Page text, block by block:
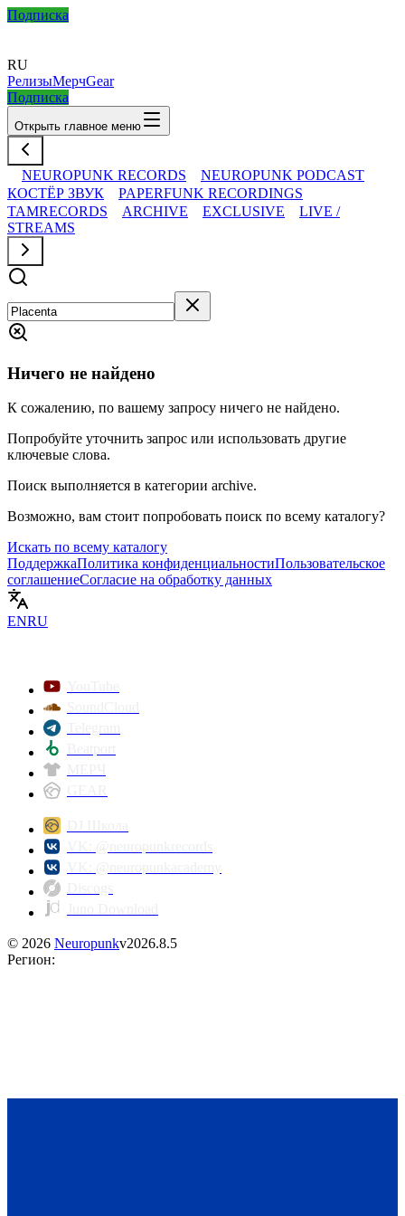
Подписка
RU
РелизыМерчGear
Подписка
Открыть главное меню
NEUROPUNK RECORDS
NEUROPUNK PODCAST
КОСТЁР ЗВУК
PAPERFUNK RECORDINGS
TAMRECORDS
ARCHIVE EXCLUSIVE
LIVE /
STREAMS
Ничего не найдено
К сожалению, по вашему запросу ничего не найдено.
Попробуйте уточнить запрос или использовать другие
ключевые слова.
Поиск выполняется в категории archive.
Возможно, вам стоит попробовать поиск по всему каталогу?
Искать по всему каталогу
ПоддержкаПолитика конфиденциальностиПользовательское
соглашениеСогласие на обработку данных
ENRU
© 2026 Neuropunkv2026.8.5
Регион: